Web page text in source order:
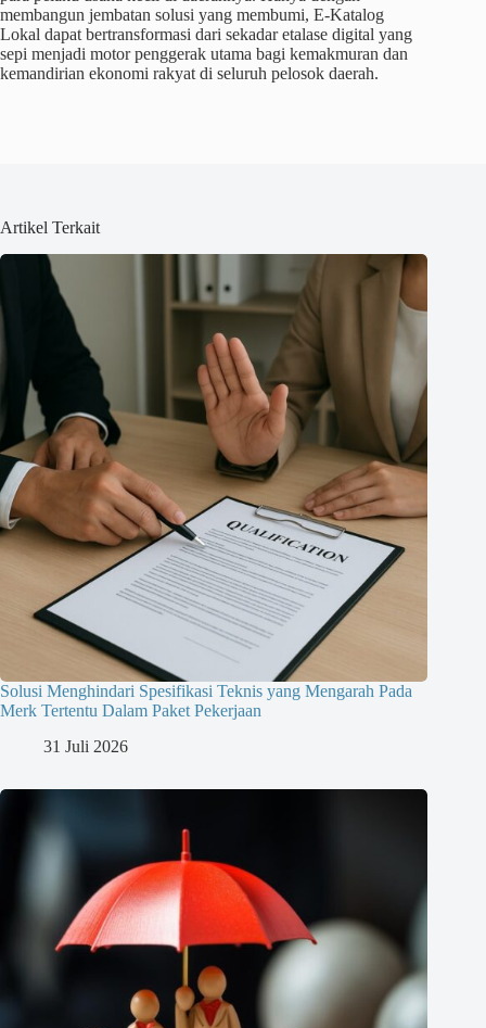
membangun jembatan solusi yang membumi, E-Katalog
Lokal dapat bertransformasi dari sekadar etalase digital yang
sepi menjadi motor penggerak utama bagi kemakmuran dan
kemandirian ekonomi rakyat di seluruh pelosok daerah.
Artikel Terkait
Solusi Menghindari Spesifikasi Teknis yang Mengarah Pada
Merk Tertentu Dalam Paket Pekerjaan
31 Juli 2026